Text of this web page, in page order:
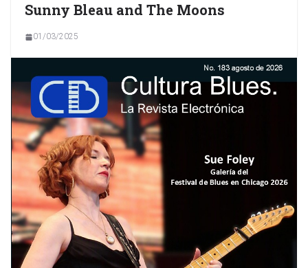
Sunny Bleau and The Moons
01/03/2025